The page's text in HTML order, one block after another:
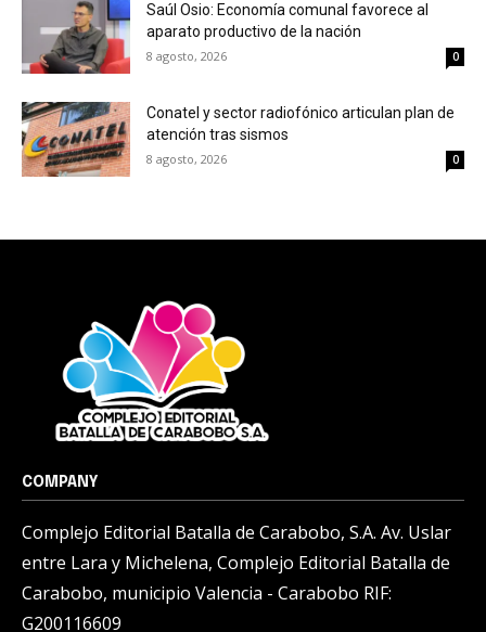
Saúl Osio: Economía comunal favorece al
aparato productivo de la nación
8 agosto, 2026 0
Conatel y sector radiofónico articulan plan de
atención tras sismos
8 agosto, 2026 0
COMPANY
Complejo Editorial Batalla de Carabobo, S.A. Av. Uslar
entre Lara y Michelena, Complejo Editorial Batalla de
Carabobo, municipio Valencia - Carabobo RIF:
G200116609